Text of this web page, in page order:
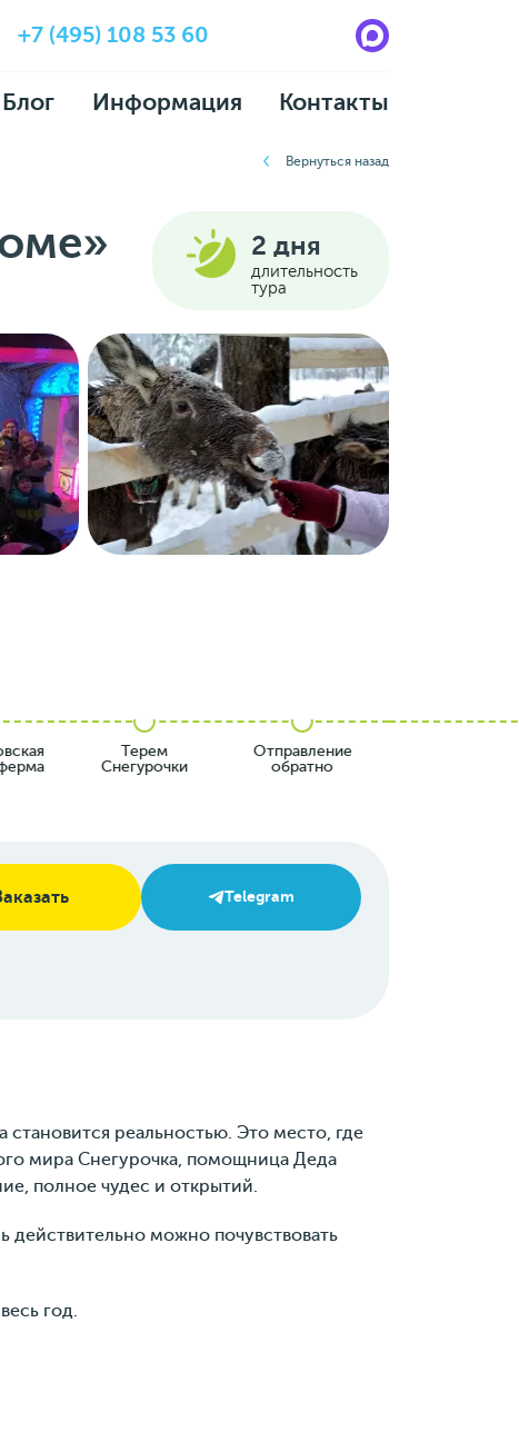
+7 (495) 108 53 60
Блог Информация Контакты
Вернуться назад
2 дня
длительность
тура
Терем
Снегурочки
Отправление
обратно
Telegram
реальностью. Это место, где
мира Снегурочка, помощница Деда
полное чудес и открытий.
действительно можно почувствовать
год.